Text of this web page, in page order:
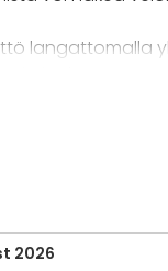
langattomalla
jonka eteen
2026